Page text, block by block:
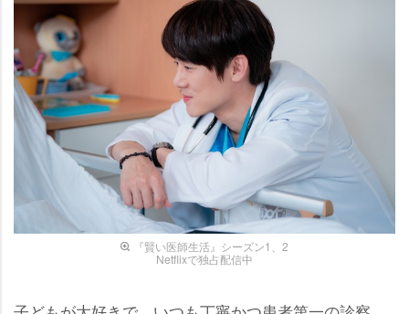
『賢い医師生活』シーズン1、2
Netflixで独占配信中